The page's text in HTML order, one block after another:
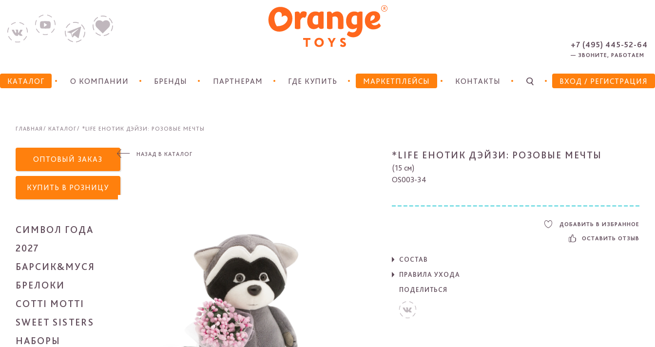
КАТАЛОГ О КОМПАНИИ БРЕНДЫ ПАРТНЕРАМ ГДЕ КУПИТЬ МАРКЕТПЛЕЙСЫ КОНТАКТЫ ВХОД / РЕГИСТРАЦИЯ
+7 (495) 445-52-64
— ЗВОНИТЕ, РАБОТАЕМ
ГЛАВНАЯ КАТАЛОГ *LIFE ЕНОТИК ДЭЙЗИ: РОЗОВЫЕ МЕЧТЫ
ОПТОВЫЙ ЗАКАЗ
КУПИТЬ В РОЗНИЦУ
СИМВОЛ ГОДА
2027
БАРСИК&МУСЯ
БРЕЛОКИ
COTTI MOTTI
SWEET SISTERS
НАБОРЫ
НАЗАД В КАТАЛОГ *LIFE ЕНОТИК ДЭЙЗИ: РОЗОВЫЕ МЕЧТЫ
(15 см)
OS003-34
ДОБАВИТЬ В ИЗБРАННОЕ
ОСТАВИТЬ ОТЗЫВ
СОСТАВ
ПРАВИЛА УХОДА
ПОДЕЛИТЬСЯ